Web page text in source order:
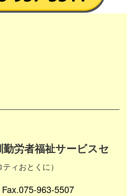
労者福祉サービスセ
ティおとくに）
Fax.075-963-5507